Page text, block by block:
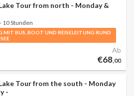
Tour from north - Monday &
10 Stunden
MIT BUS, BOOT UND REISELEITUNG RUND
Ab
€68 ,00
Tour from the south - Monday
-